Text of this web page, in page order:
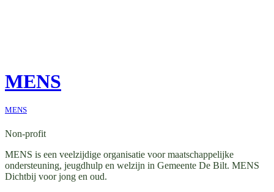
MENS
MENS
Non-profit
MENS is een veelzijdige organisatie voor maatschappelijke
ondersteuning, jeugdhulp en welzijn in Gemeente De Bilt. MENS
Dichtbij voor jong en oud.